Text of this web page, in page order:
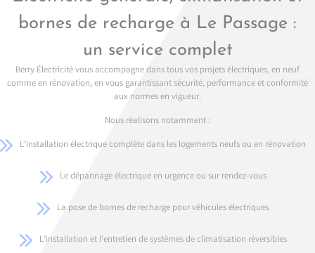
bornes de recharge à Le Passage :
un service complet
Berry Électricité vous accompagne dans tous vos projets électriques, en neuf
comme en rénovation, en vous garantissant sécurité, performance et conformité
aux normes en vigueur.
Nous réalisons notamment :
L’installation électrique complète dans les logements neufs ou en rénovation
Le dépannage électrique en urgence ou sur rendez-vous
La pose de bornes de recharge pour véhicules électriques
L’installation et l’entretien de systèmes de climatisation réversibles